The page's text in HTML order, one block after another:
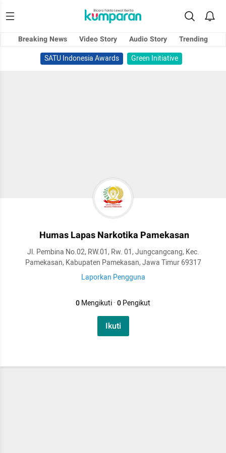
Breaking News Video Story Audio Story
Trending
SATU Indonesia Awards
Green Initiative
Humas Lapas Narkotika Pamekasan
Jl. Pembina No.02, RW.01, Rw. 01, Jungcangcang, Kec.
Pamekasan, Kabupaten Pamekasan, Jawa Timur 69317
Laporkan Pengguna
0Mengikuti·0Pengikut
Ikuti